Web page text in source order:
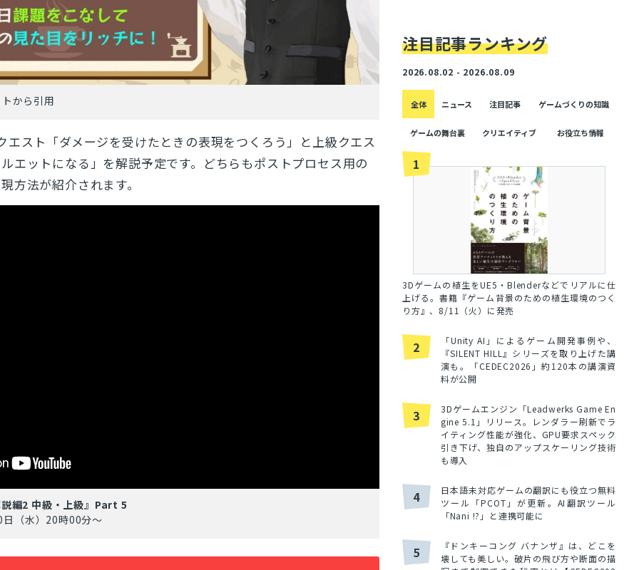
から引用
エスト「ダメージを受けたときの表現をつくろう」と上級クエス
エットになる」を解説予定です。どちらもポストプロセス用の
方法が紹介されます。
編2 中級・上級』Part 5
（水）20時00分～
注目記事ランキング
2026.08.02 - 2026.08.09
全体 ニュース 注目記事 ゲームづくりの知識
ゲームの舞台裏 クリエイティブ お役立ち情報
1
3Dゲームの植生をUE5・Blenderなどでリアルに仕
上げる。書籍『ゲーム背景のための植生環境のつく
り方』、8/11（火）に発売
2
「Unity AI」によるゲーム開発事例や、
『SILENT HILL』シリーズを取り上げた講
演も。「CEDEC2026」約120本の講演資
料が公開
3
3Dゲームエンジン「Leadwerks Game En
gine 5.1」リリース。レンダラー刷新でラ
イティング性能が強化、GPU要求スペック
引き下げ、独自のアップスケーリング技術
も導入
4
日本語未対応ゲームの翻訳にも役立つ無料
ツール「PCOT」が更新。AI翻訳ツール
「Nani !?」と連携可能に
5
『ドンキーコング バナンザ』は、どこを
壊しても美しい。破片の飛び方や断面の描